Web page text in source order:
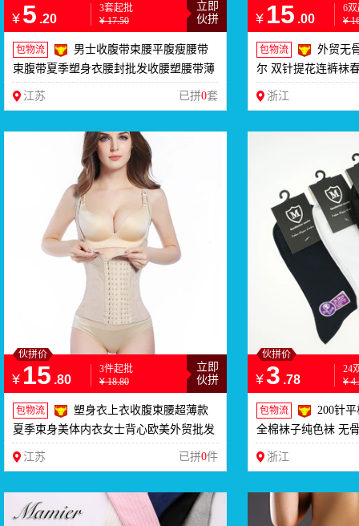
¥ 5 .20
3套起批
¥17.50
立即
伙拼
包物流
男士收腹带束腰平腹瘦腰带
束腹带夏季塑身衣腰封批发收腰塑腰带薄
江苏 已拼0套
¥ 15 .00
6
¥
包物流
外贸无
尔 双针提花连裤袜
浙江
伙拼价
¥ 15 .80
3件起批
¥18.80
立即
伙拼
包物流
塑身衣上衣收腹束腰超薄款
夏季束身美体内衣女士背心欧美外贸批发
江苏 已拼0件
伙拼价
¥3 .78
24
¥
包物流
200针
全棉袜子纯色袜 无
浙江